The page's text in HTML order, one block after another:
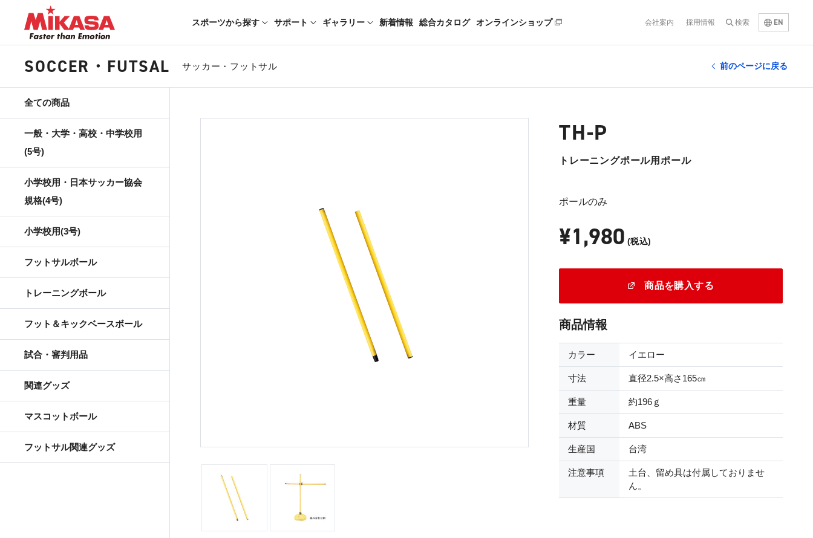
スポーツから探す サポート ギャラリー 新着情報 総合カタログ オンラインショップ 会社案内 採用情報 検索 EN
SOCCER・FUTSAL サッカー・フットサル 前のページに戻る
TH-P
トレーニングポール用ポール
ポールのみ
¥1,980 (税込)
商品を購入する
商品情報
カラー イエロー
寸法 直径2.5×高さ165㎝
重量 約196ｇ
材質 ABS
生産国 台湾
注意事項
土台、留め具は付属しておりませ
ん。
全ての商品
一般・大学・高校・中学校用
(5号)
小学校用・日本サッカー協会
規格(4号)
小学校用(3号)
フットサルボール
トレーニングボール
フット＆キックベースボール
試合・審判用品
関連グッズ
マスコットボール
フットサル関連グッズ